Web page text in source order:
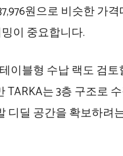
원으로 비슷한 가
이 중요합니다.
이블형 수납 랙도 검
TARKA는 3층 구조로
디딜 공간을 확보하려